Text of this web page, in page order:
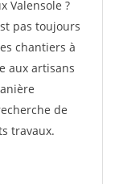
Valensole ?
pas toujours
chantiers à
aux artisans
de
travaux.